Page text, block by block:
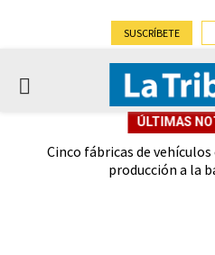
SUSCRÍBETE
PRIMARY
ÚLTIMAS
Cinco fábricas de
producción a la